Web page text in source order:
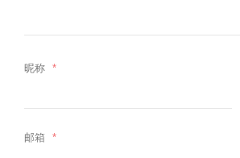
昵称 *
邮箱 *